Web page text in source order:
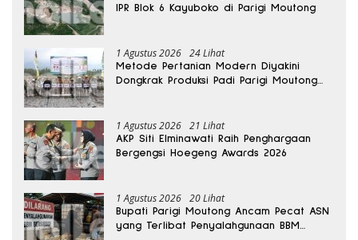
IPR Blok 6 Kayuboko di Parigi Moutong
1 Agustus 2026 24 Lihat
Metode Pertanian Modern Diyakini
Dongkrak Produksi Padi Parigi Moutong
1 Agustus 2026 21 Lihat
AKP Siti Elminawati Raih Penghargaan
Bergengsi Hoegeng Awards 2026
1 Agustus 2026 20 Lihat
Bupati Parigi Moutong Ancam Pecat ASN
yang Terlibat Penyalahgunaan BBM